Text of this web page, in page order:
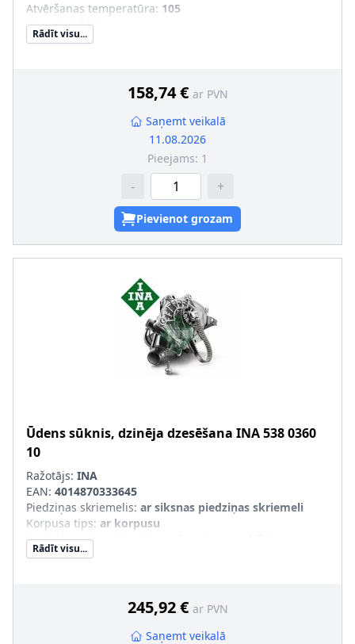
Atvēršanas temperatūra: 105
Masa [g]:901
Papildu artikuls/Papildu info 2
Rādīt visu...
158,74 € ar PVN
Saņemt veikalā
11.08.2026
Pieejams: 1
- +
Pievienot grozam
Ūdens sūknis, dzinēja dzesēšana INA538 0360
10
Ražotājs: INA
EAN: 4014870333645
Piedziņas skriemelis: ar siksnas piedziņas skriemeli
Korpusa tips: ar korpusu
Papildus artikuls/Papildus informācija
ūdenssūkni
Nesatur SVHC vielas!
Rādīt visu...
245,92 € ar PVN
Saņemt veikalā